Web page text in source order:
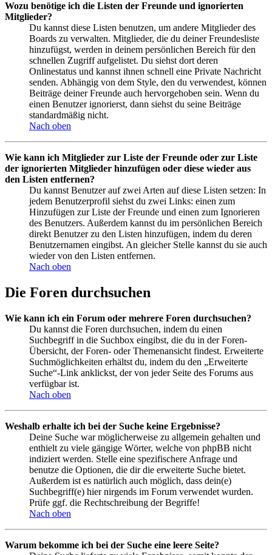
Wozu benötige ich die Listen der Freunde und ignorierten
Mitglieder?
Du kannst diese Listen benutzen, um andere Mitglieder des
Boards zu verwalten. Mitglieder, die du deiner Freundesliste
hinzufügst, werden in deinem persönlichen Bereich für den
schnellen Zugriff aufgelistet. Du siehst dort deren
Onlinestatus und kannst ihnen schnell eine Private Nachricht
senden. Abhängig von dem Style, den du verwendest, können
Beiträge deiner Freunde auch hervorgehoben sein. Wenn du
einen Benutzer ignorierst, dann siehst du seine Beiträge
standardmäßig nicht.
Nach oben
Wie kann ich Mitglieder zur Liste der Freunde oder zur Liste
der ignorierten Mitglieder hinzufügen oder diese wieder aus
den Listen entfernen?
Du kannst Benutzer auf zwei Arten auf diese Listen setzen: In
jedem Benutzerprofil siehst du zwei Links: einen zum
Hinzufügen zur Liste der Freunde und einen zum Ignorieren
des Benutzers. Außerdem kannst du im persönlichen Bereich
direkt Benutzer zu den Listen hinzufügen, indem du deren
Benutzernamen eingibst. An gleicher Stelle kannst du sie auch
wieder von den Listen entfernen.
Nach oben
Die Foren durchsuchen
Wie kann ich ein Forum oder mehrere Foren durchsuchen?
Du kannst die Foren durchsuchen, indem du einen
Suchbegriff in die Suchbox eingibst, die du in der Foren-
Übersicht, der Foren- oder Themenansicht findest. Erweiterte
Suchmöglichkeiten erhältst du, indem du den „Erweiterte
Suche“-Link anklickst, der von jeder Seite des Forums aus
verfügbar ist.
Nach oben
Weshalb erhalte ich bei der Suche keine Ergebnisse?
Deine Suche war möglicherweise zu allgemein gehalten und
enthielt zu viele gängige Wörter, welche von phpBB nicht
indiziert werden. Stelle eine spezifischere Anfrage und
benutze die Optionen, die dir die erweiterte Suche bietet.
Außerdem ist es natürlich auch möglich, dass dein(e)
Suchbegriff(e) hier nirgends im Forum verwendet wurden.
Prüfe ggf. die Rechtschreibung der Begriffe!
Nach oben
Warum bekomme ich bei der Suche eine leere Seite?